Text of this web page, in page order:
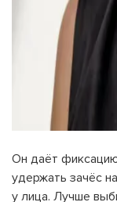
Он даёт
удержать зачёс
у лица. Лучше